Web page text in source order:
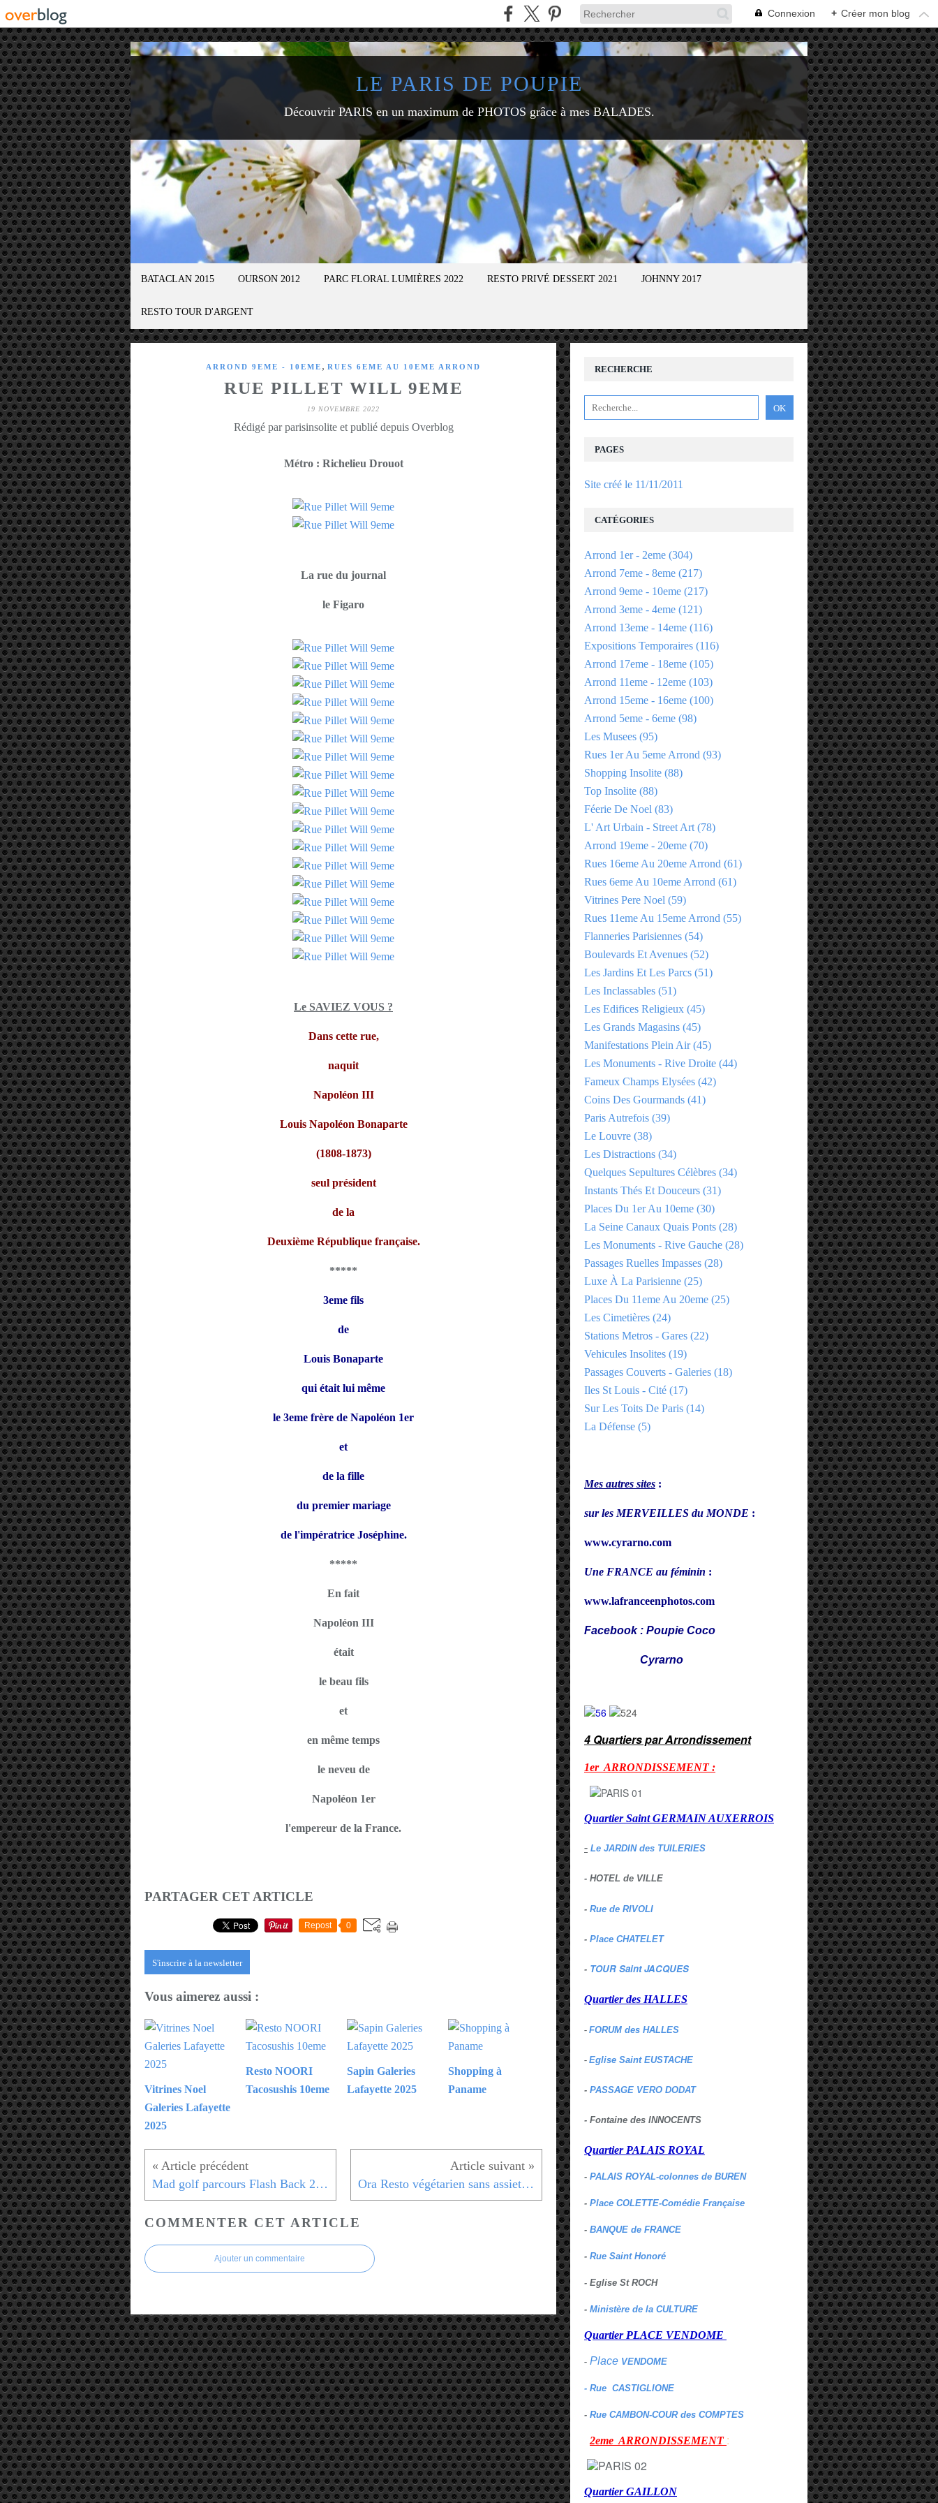
Connexion + Créer mon blog
LE PARIS DE POUPIE
Découvrir PARIS en un maximum de PHOTOS grâce à mes BALADES.
BATACLAN 2015 OURSON 2012 PARC FLORAL LUMIÈRES 2022 RESTO PRIVÉ DESSERT 2021 JOHNNY 2017
RESTO TOUR D'ARGENT
ARROND 9EME - 10EME , RUES 6EME AU 10EME ARROND
RUE PILLET WILL 9EME
19 NOVEMBRE 2022
Rédigé par parisinsolite et publié depuis Overblog
Métro : Richelieu Drouot
La rue du journal
le Figaro
Le SAVIEZ VOUS ?
Dans cette rue,
naquit
Napoléon III
Louis Napoléon Bonaparte
(1808-1873)
seulprésident
de la
Deuxième République française.
*****
3eme fils
de
Louis Bonaparte
qui était lui même
le 3eme frère de Napoléon 1er
et
de la fille
du premier mariage
de l'impératrice Joséphine.
*****
En fait
Napoléon III
était
le beau fils
et
en même temps
le neveu de
Napoléon 1er
l'empereur de la France.
PARTAGER CET ARTICLE
Repost 0
S'inscrire à la newsletter
Vous aimerez aussi :
Vitrines Noel
Galeries Lafayette
2025
Resto NOORI
Tacosushis 10eme
Sapin Galeries
Lafayette 2025
Shopping à
Paname
Mad golf parcours Flash Back 2eme Ora Resto végétarien sans assiette 10eme
COMMENTER CET ARTICLE
Ajouter un commentaire
RECHERCHE
PAGES
Site créé le 11/11/2011
CATÉGORIES
Arrond 1er - 2eme (304)
Arrond 7eme - 8eme (217)
Arrond 9eme - 10eme (217)
Arrond 3eme - 4eme (121)
Arrond 13eme - 14eme (116)
Expositions Temporaires (116)
Arrond 17eme - 18eme (105)
Arrond 11eme - 12eme (103)
Arrond 15eme - 16eme (100)
Arrond 5eme - 6eme (98)
Les Musees (95)
Rues 1er Au 5eme Arrond (93)
Shopping Insolite (88)
Top Insolite (88)
Féerie De Noel (83)
L' Art Urbain - Street Art (78)
Arrond 19eme - 20eme (70)
Rues 16eme Au 20eme Arrond (61)
Rues 6eme Au 10eme Arrond (61)
Vitrines Pere Noel (59)
Rues 11eme Au 15eme Arrond (55)
Flanneries Parisiennes (54)
Boulevards Et Avenues (52)
Les Jardins Et Les Parcs (51)
Les Inclassables (51)
Les Edifices Religieux (45)
Les Grands Magasins (45)
Manifestations Plein Air(45)
Les Monuments - Rive Droite (44)
Fameux Champs Elysées (42)
Coins Des Gourmands (41)
Paris Autrefois (39)
Le Louvre (38)
Les Distractions (34)
Quelques Sepultures Célèbres (34)
Instants Thés Et Douceurs (31)
Places Du 1er Au 10eme (30)
La Seine Canaux Quais Ponts (28)
Les Monuments - Rive Gauche (28)
Passages Ruelles Impasses (28)
Luxe À La Parisienne (25)
Places Du 11eme Au 20eme (25)
Les Cimetières (24)
Stations Metros - Gares (22)
Vehicules Insolites (19)
Passages Couverts - Galeries (18)
Iles St Louis - Cité (17)
Sur Les Toits De Paris (14)
La Défense (5)
Mes autres sites :
sur les MERVEILLES du MONDE :
www.cyrarno.com
Une FRANCE au féminin :
www.lafranceenphotos.com
Facebook : Poupie Coco
Cyrarno
4 Quartiers par Arrondissement
1er ARRONDISSEMENT :
Quartier Saint GERMAIN AUXERROIS
- Le JARDIN des TUILERIES
- HOTEL de VILLE
- Rue de RIVOLI
- Place CHATELET
- TOUR Saint JACQUES
Quartier des HALLES
- FORUM des HALLES
- Eglise Saint EUSTACHE
- PASSAGE VERO DODAT
- Fontaine des INNOCENTS
Quartier PALAIS ROYAL
- PALAIS ROYAL-colonnes de BUREN
- Place COLETTE-Comédie Française
- BANQUE de FRANCE
- Rue Saint Honoré
- Eglise St ROCH
- Ministère de la CULTURE
Quartier PLACE VENDOME
- Place VENDOME
- Rue CASTIGLIONE
- Rue CAMBON-COUR des COMPTES
2eme ARRONDISSEMENT :
Quartier GAILLON